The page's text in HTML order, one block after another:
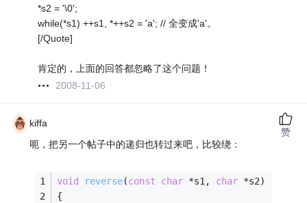
*s2 = '\0';
while(*s1) ++s1, *++s2 = 'a'; // 全变成'a'。
[/Quote]
肯定的，上面的回答都忽略了这个问题！
2008-11-06
kiffa
呃，把另一个帖子中的递归也转过来吧，比较绕：
void reverse(const char *s1, char *s2)
{
赞